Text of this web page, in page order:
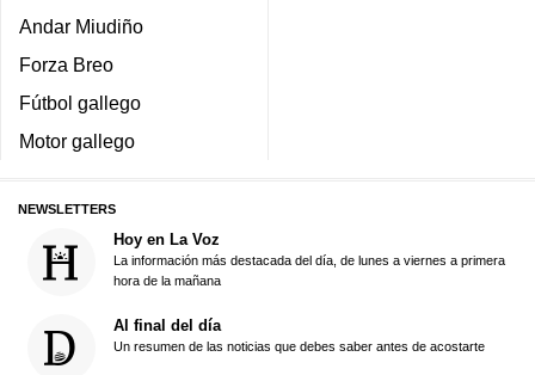
Andar Miudiño
Forza Breo
Fútbol gallego
Motor gallego
NEWSLETTERS
Hoy en La Voz
La información más destacada del día, de lunes a viernes a primera
hora de la mañana
Al final del día
Un resumen de las noticias que debes saber antes de acostarte